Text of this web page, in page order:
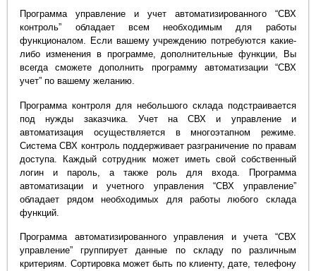
Программа управление и учет автоматизированного “СВХ
контроль” обладает всем необходимым для работы
функционалом. Если вашему учреждению потребуются какие-
либо изменения в программе, дополнительные функции, Вы
всегда сможете дополнить программу автоматизации “СВХ
учет” по вашему желанию.
Программа контроля для небольшого склада подстраивается
под нужды заказчика. Учет на СВХ и управление и
автоматизация осуществляется в многоэтапном режиме.
Система СВХ контроль поддерживает разграничение по правам
доступа. Каждый сотрудник может иметь свой собственный
логин и пароль, а также роль для входа. Программа
автоматизации и учетного управления “СВХ управление”
обладает рядом необходимых для работы любого склада
функций.
Программа автоматизированного управления и учета “СВХ
управление” группирует данные по складу по различным
критериям. Сортировка может быть по клиенту, дате, телефону